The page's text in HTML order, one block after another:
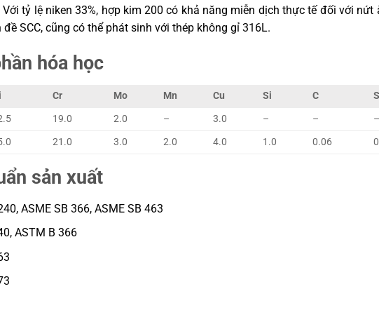
Với tỷ lệ niken 33%, hợp kim 200 có khả năng miễn dịch thực tế đối với
SCC, cũng có thể phát sinh với thép không gỉ 316L.
hóa học
Cr Mo Mn Cu Si C S
19.0 2.0 – 3.0 – – –
21.0 3.0 2.0 4.0 1.0 0.06
sản xuất
ASME SB 366, ASME SB 463
ASTM B 366